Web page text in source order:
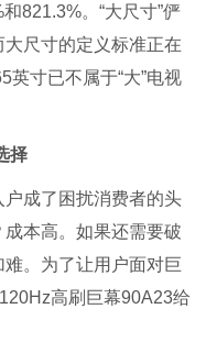
821.3%。“大尺寸”俨
尺寸的定义标准正在
寸已不属于“大”电视
择
成了困扰消费者的头
本高。如果还需要破
。为了让用户面对巨
高刷巨幕90A23给